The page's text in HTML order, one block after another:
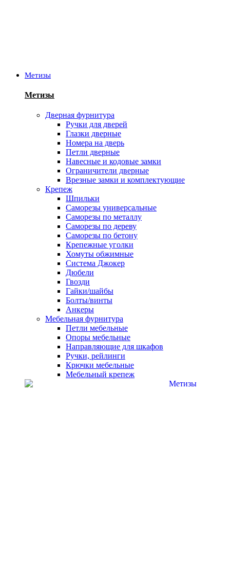
Метизы
Метизы
Дверная фурнитура
Ручки для дверей
Глазки дверные
Номера на дверь
Петли дверные
Навесные и кодовые замки
Ограничители дверные
Врезные замки и комплектующие
Крепеж
Шпильки
Саморезы универсальные
Саморезы по металлу
Саморезы по дереву
Саморезы по бетону
Крепежные уголки
Хомуты обжимные
Система Джокер
Дюбели
Гвозди
Гайки/шайбы
Болты/винты
Анкеры
Мебельная фурнитура
Петли мебельные
Опоры мебельные
Направляющие для шкафов
Ручки, рейлинги
Крючки мебельные
Мебельный крепеж